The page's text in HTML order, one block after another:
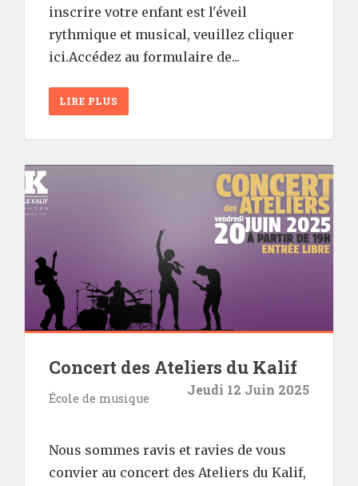
inscrire votre enfant est l'éveil
rythmique et musical, veuillez cliquer
ici.Accédez au formulaire de...
LIRE PLUS
Concert des Ateliers du Kalif
École de musique
Jeudi 12 Juin 2025
Nous sommes ravis et ravies de vous
convier au concert des Ateliers du Kalif,